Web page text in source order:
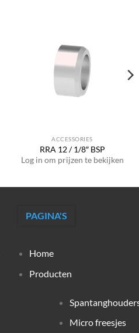
ACCESSORIES
RRA 12 / 1/8″ BSP
Log in om prijzen te bekijken
PAGINA'S
Home
Producten
Micro freesjes